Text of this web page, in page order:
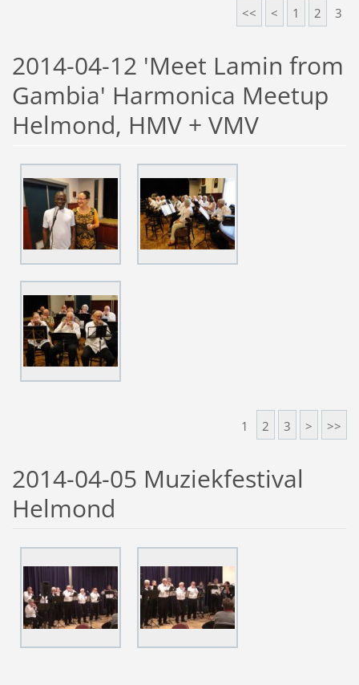
<< < 1 2 3
2014-04-12 'Meet Lamin from
Gambia' Harmonica Meetup
Helmond, HMV + VMV
1 2 3 > >>
2014-04-05 Muziekfestival
Helmond